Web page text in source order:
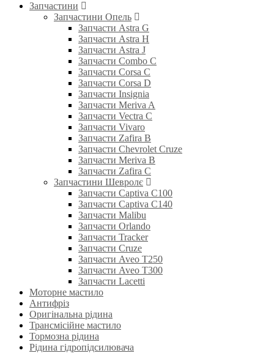
Запчастини
Запчастини Опель
Запчасти Astra G
Запчасти Astra H
Запчасти Astra J
Запчасти Combo C
Запчасти Corsa C
Запчасти Corsa D
Запчасти Insignia
Запчасти Meriva A
Запчасти Vectra C
Запчасти Vivaro
Запчасти Zafira B
Запчасти Chevrolet Cruze
Запчасти Meriva B
Запчасти Zafira C
Запчастини Шевролє
Запчасти Captiva C100
Запчасти Captiva C140
Запчасти Malibu
Запчасти Orlando
Запчасти Tracker
Запчасти Cruze
Запчасти Aveo T250
Запчасти Aveo T300
Запчасти Lacetti
Моторне мастило
Антифріз
Оригінальна рідина
Трансмісійне мастило
Тормозна рідина
Рідина гідропідсилювача